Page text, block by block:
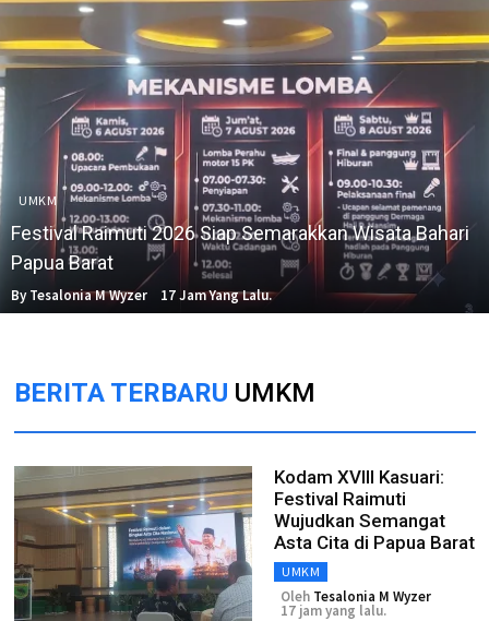
UMKM
Festival Raimuti 2026 Siap Semarakkan Wisata Bahari
Papua Barat
By Tesalonia M Wyzer 17 Jam Yang Lalu.
BERITA TERBARU UMKM
Kodam XVIII Kasuari:
Festival Raimuti
Wujudkan Semangat
Asta Cita di Papua Barat
UMKM
Oleh Tesalonia M Wyzer
17 jam yang lalu.